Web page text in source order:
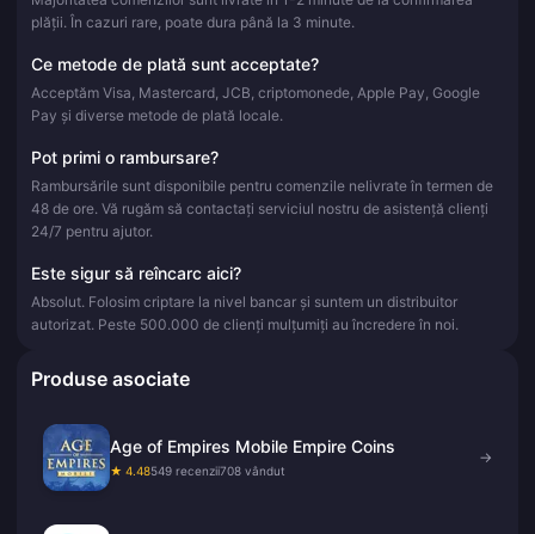
plății. În cazuri rare, poate dura până la 3 minute.
Ce metode de plată sunt acceptate?
Acceptăm Visa, Mastercard, JCB, criptomonede, Apple Pay, Google
Pay și diverse metode de plată locale.
Pot primi o rambursare?
Rambursările sunt disponibile pentru comenzile nelivrate în termen de
48 de ore. Vă rugăm să contactați serviciul nostru de asistență clienți
24/7 pentru ajutor.
Este sigur să reîncarc aici?
Absolut. Folosim criptare la nivel bancar și suntem un distribuitor
autorizat. Peste 500.000 de clienți mulțumiți au încredere în noi.
Produse asociate
Age of Empires Mobile Empire Coins
★ 4.48549 recenzii708 vândut
→